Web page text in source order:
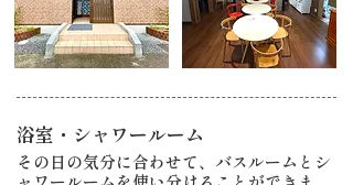
浴室・シャワールーム
その日の気分に合わせて、バスルームとシ